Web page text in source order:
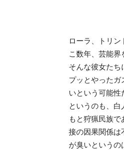
ローラ、トリン
こ数年、芸能界
そんな彼女たち
プッとやったガ
いという可能性
というのも、白
もと狩猟民族
接の因果関係は
が臭いというの